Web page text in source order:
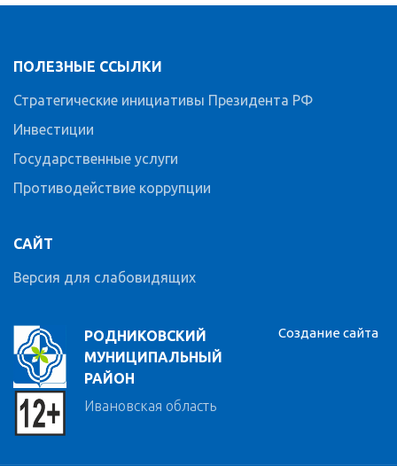
РОДНИКОВСКИЙ
МУНИЦИПАЛЬНЫЙ
РАЙОН
Ивановская область
ПОЛЕЗНЫЕ ССЫЛКИ
Стратегические инициативы Президента РФ
Инвестиции
Государственные услуги
Противодействие коррупции
САЙТ
Версия для слабовидящих
Создание сайта